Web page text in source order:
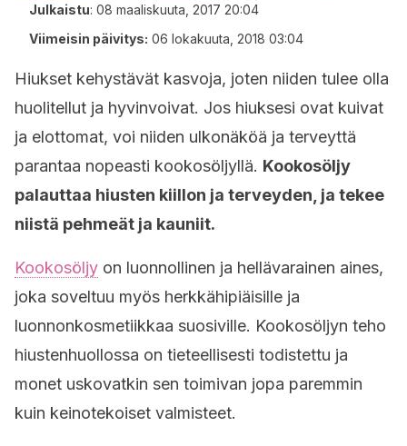
Julkaistu: 08 maaliskuuta, 2017 20:04
Viimeisin päivitys: 06 lokakuuta, 2018 03:04
Hiukset kehystävät kasvoja, joten niiden tulee olla
huolitellut ja hyvinvoivat. Jos hiuksesi ovat kuivat
ja elottomat, voi niiden ulkonäköä ja terveyttä
parantaa nopeasti kookosöljyllä. Kookosöljy
palauttaa hiusten kiillon ja terveyden, ja tekee
niistä pehmeät ja kauniit.
Kookosöljy on luonnollinen ja hellävarainen aines,
joka soveltuu myös herkkähipiäisille ja
luonnonkosmetiikkaa suosiville. Kookosöljyn teho
hiustenhuollossa on tieteellisesti todistettu ja
monet uskovatkin sen toimivan jopa paremmin
kuin keinotekoiset valmisteet.